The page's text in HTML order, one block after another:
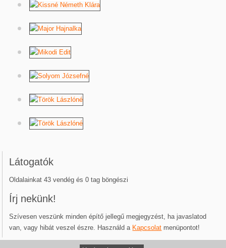
Látogatók
Oldalainkat 43 vendég és 0 tag böngészi
Írj nekünk!
Szívesen veszünk minden építő jellegű megjegyzést, ha javaslatod
van, vagy hibát veszel észre. Használd a Kapcsolat menüpontot!